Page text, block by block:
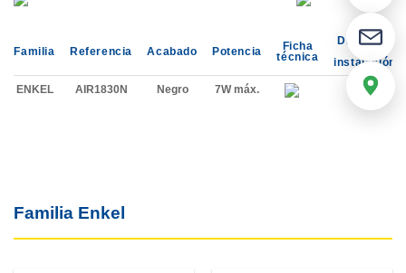
Familia Referencia Acabado Potencia
Ficha
técnica
Diagrama
instalación
ENKEL AIR1830N Negro 7W máx.
Familia Enkel